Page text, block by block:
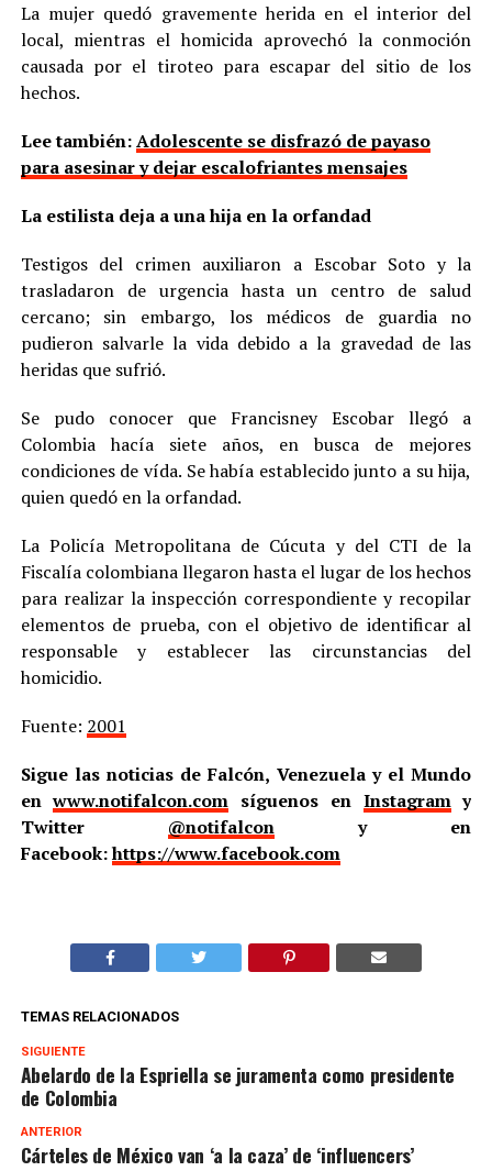
La mujer quedó gravemente herida en el interior del
local, mientras el homicida aprovechó la conmoción
causada por el tiroteo para escapar del sitio de los
hechos.
Lee también:Adolescente se disfrazó de payaso
para asesinar y dejar escalofriantes mensajes
La estilista deja a una hija en la orfandad
Testigos del crimen auxiliaron a Escobar Soto y la
trasladaron de urgencia hasta un centro de salud
cercano; sin embargo, los médicos de guardia no
pudieron salvarle la vida debido a la gravedad de las
heridas que sufrió.
Se pudo conocer que Francisney Escobar llegó a
Colombia hacía siete años, en busca de mejores
condiciones de vída. Se había establecido junto a su hija,
quien quedó en la orfandad.
La Policía Metropolitana de Cúcuta y del CTI de la
Fiscalía colombiana llegaron hasta el lugar de los hechos
para realizar la inspección correspondiente y recopilar
elementos de prueba, con el objetivo de identificar al
responsable y establecer las circunstancias del
homicidio.
Fuente: 2001
Sigue las noticias de Falcón, Venezuela y el Mundo
enwww.notifalcon.com síguenos en Instagramy
Twitter @notifalcony en
Facebook:https://www.facebook.com
TEMAS RELACIONADOS
SIGUIENTE
Abelardo de la Espriella se juramenta como presidente
de Colombia
ANTERIOR
Cárteles de México van ‘a la caza’ de ‘influencers’